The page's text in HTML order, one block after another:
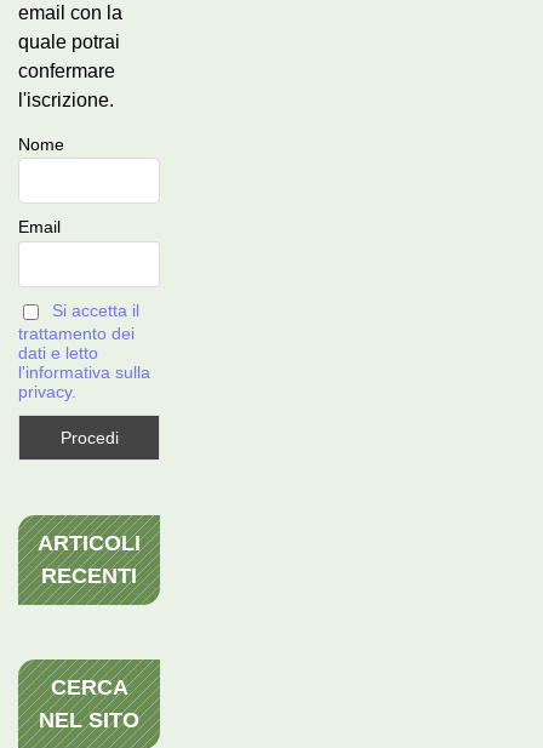
email con la
quale potrai
confermare
l'iscrizione.
Nome
Email
Si accetta il
trattamento dei
dati e letto
l'informativa sulla
privacy.
ARTICOLI
RECENTI
CERCA
NEL SITO